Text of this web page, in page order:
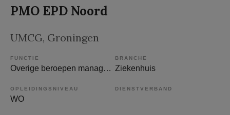
PMO EPD Noord
UMCG, Groningen
FUNCTIE
Overige beroepen management
BRANCHE
Ziekenhuis
OPLEIDINGSNIVEAU
WO
DIENSTVERBAND